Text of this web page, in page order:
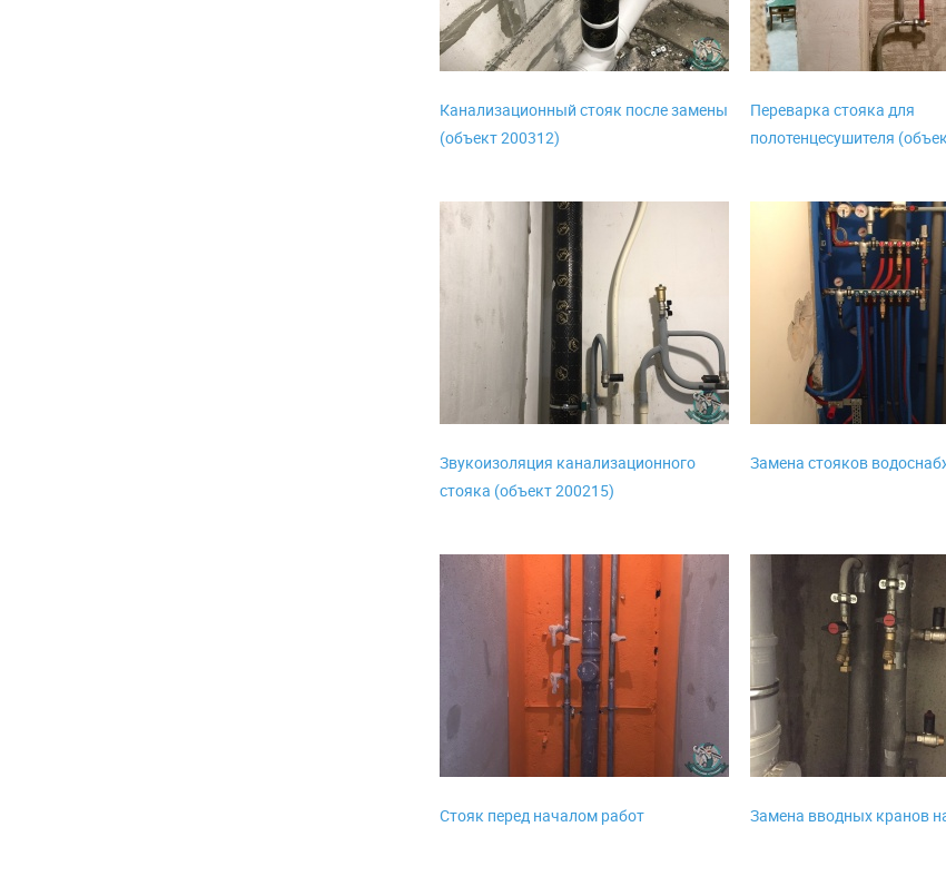
Канализационный стояк после замены
(объект 200312)
Переварка стояка для
полотенцесушителя
Звукоизоляция канализационного
стояка (объект 200215)
Замена стояков
Стояк перед началом работ Замена вводных кранов